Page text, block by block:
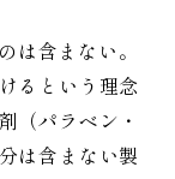
は含まない。
るという理念
（パラベン・
は含まない製